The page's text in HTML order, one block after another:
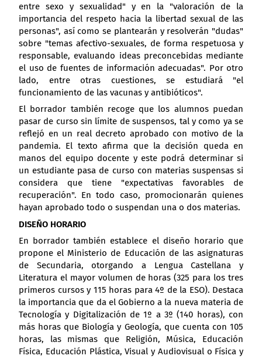
entre sexo y sexualidad" y en la "valoración de la
importancia del respeto hacia la libertad sexual de las
personas", así como se plantearán y resolverán "dudas"
sobre "temas afectivo-sexuales, de forma respetuosa y
responsable, evaluando ideas preconcebidas mediante
el uso de fuentes de información adecuadas". Por otro
lado, entre otras cuestiones, se estudiará "el
funcionamiento de las vacunas y antibióticos".
El borrador también recoge que los alumnos puedan
pasar de curso sin límite de suspensos, tal y como ya se
reflejó en un real decreto aprobado con motivo de la
pandemia. El texto afirma que la decisión queda en
manos del equipo docente y este podrá determinar si
un estudiante pasa de curso con materias suspensas si
considera que tiene "expectativas favorables de
recuperación". En todo caso, promocionarán quienes
hayan aprobado todo o suspendan una o dos materias.
DISEÑO HORARIO
En borrador también establece el diseño horario que
propone el Ministerio de Educación de las asignaturas
de Secundaria, otorgando a Lengua Castellana y
Literatura el mayor volumen de horas (325 para los tres
primeros cursos y 115 horas para 4º de la ESO). Destaca
la importancia que da el Gobierno a la nueva materia de
Tecnología y Digitalización de 1º a 3º (140 horas), con
más horas que Biología y Geología, que cuenta con 105
horas, las mismas que Religión, Música, Educación
Física, Educación Plástica, Visual y Audiovisual o Física y